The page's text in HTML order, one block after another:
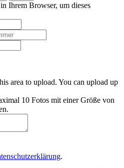
Ihrem Browser, um dieses
area to upload. You can upload up
10 Fotos mit einer Größe von
.